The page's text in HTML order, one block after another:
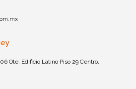
Ote. Edificio Latino Piso 29 Centro,